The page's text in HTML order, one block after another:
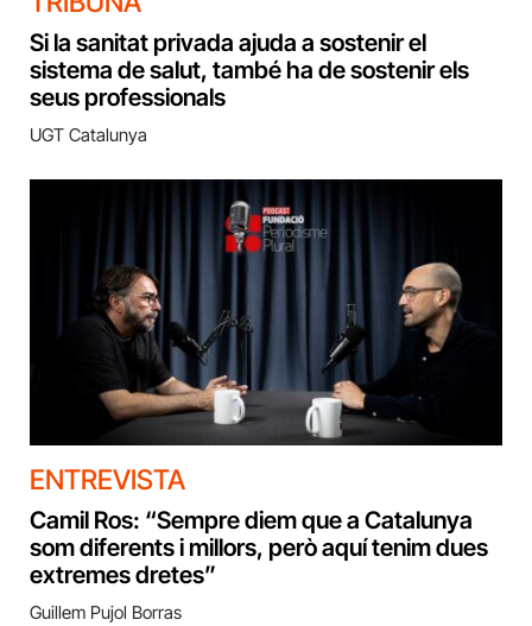
Si la sanitat privada ajuda a sostenir el
sistema de salut, també ha de sostenir els
seus professionals
UGT Catalunya
ENTREVISTA
Camil Ros: “Sempre diem que a Catalunya
som diferents i millors, però aquí tenim dues
extremes dretes”
Guillem Pujol Borras